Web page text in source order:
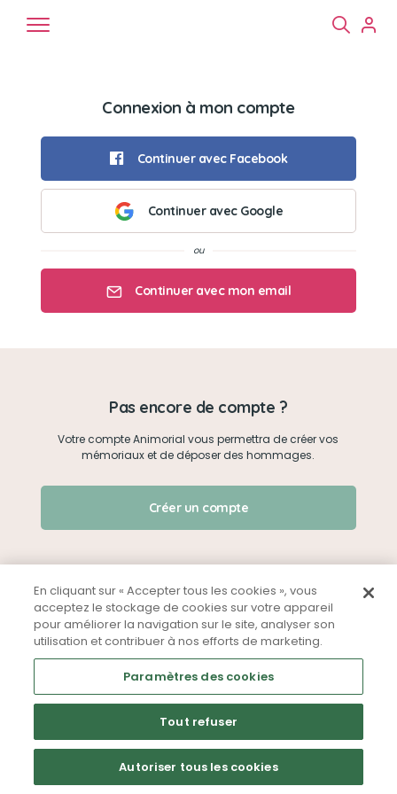
Chats
Créer un mémorial
Qui sommes-nous ?
Nous contacter
Partager sur Facebook
Connexion à mon compte
Continuer avec Facebook
Continuer avec Google
Continuer avec mon email
Je me connecte
Pas encore de compte ?
Votre compte Animorial vous permettra de créer vos
mémoriaux et de déposer des hommages.
Créer un compte
Mentions légales CGU Politique de confidentialité
En cliquant sur « Accepter tous les cookies », vous
acceptez le stockage de cookies sur votre appareil
pour améliorer la navigation sur le site, analyser son
utilisation et contribuer à nos efforts de marketing.
Paramètres des cookies
Tout refuser
Autoriser tous les cookies